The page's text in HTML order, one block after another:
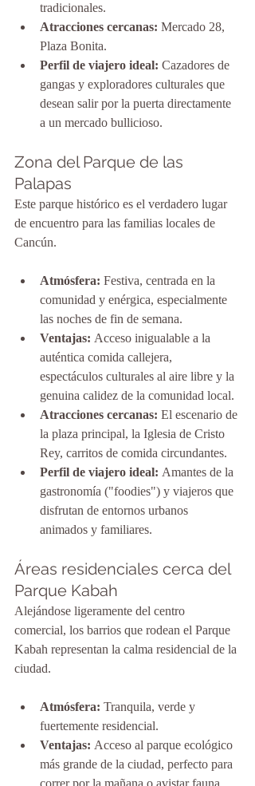
tradicionales.
Atracciones cercanas: Mercado 28,
Plaza Bonita.
Perfil de viajero ideal: Cazadores de
gangas y exploradores culturales que
desean salir por la puerta directamente
a un mercado bullicioso.
Zona del Parque de las
Palapas
Este parque histórico es el verdadero lugar
de encuentro para las familias locales de
Cancún.
Atmósfera: Festiva, centrada en la
comunidad y enérgica, especialmente
las noches de fin de semana.
Ventajas: Acceso inigualable a la
auténtica comida callejera,
espectáculos culturales al aire libre y la
genuina calidez de la comunidad local.
Atracciones cercanas: El escenario de
la plaza principal, la Iglesia de Cristo
Rey, carritos de comida circundantes.
Perfil de viajero ideal: Amantes de la
gastronomía ("foodies") y viajeros que
disfrutan de entornos urbanos
animados y familiares.
Áreas residenciales cerca del
Parque Kabah
Alejándose ligeramente del centro
comercial, los barrios que rodean el Parque
Kabah representan la calma residencial de la
ciudad.
Atmósfera: Tranquila, verde y
fuertemente residencial.
Ventajas: Acceso al parque ecológico
más grande de la ciudad, perfecto para
correr por la mañana o avistar fauna